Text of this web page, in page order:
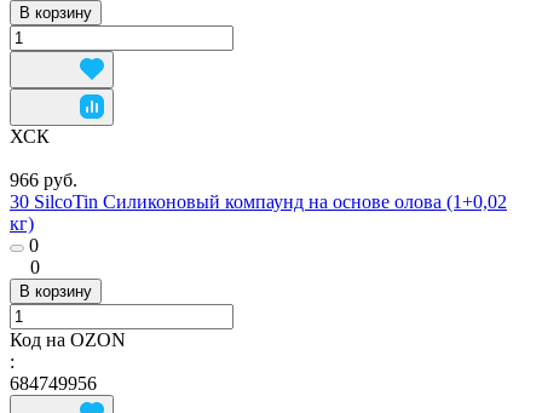
В корзину
ХСК
966 руб.
30 SilcoTin Силиконовый компаунд на основе олова (1+0,02
кг)
0
0
В корзину
Код на OZON
:
684749956